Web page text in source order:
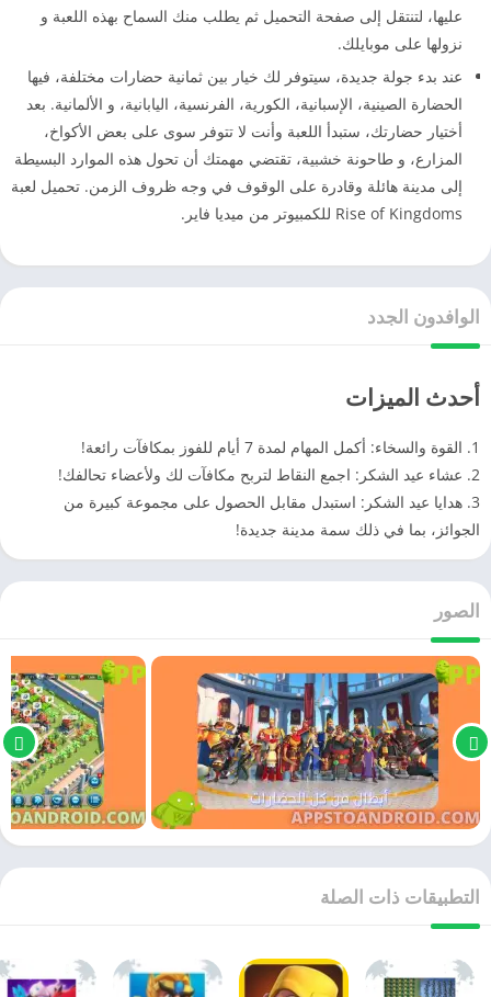
عليها، لتنتقل إلى صفحة التحميل ثم يطلب منك السماح بهذه اللعبة و
نزولها على موبايلك.
عند بدء جولة جديدة، سيتوفر لك خيار بين ثمانية حضارات مختلفة، فيها
الحضارة الصينية، الإسبانية، الكورية، الفرنسية، اليابانية، و الألمانية. بعد
أختيار حضارتك، ستبدأ اللعبة وأنت لا تتوفر سوى على بعض الأكواخ،
المزارع، و طاحونة خشبية، تقتضي مهمتك أن تحول هذه الموارد البسيطة
إلى مدينة هائلة وقادرة على الوقوف في وجه ظروف الزمن. تحميل لعبة
Rise of Kingdoms للكمبيوتر من ميديا فاير.
الوافدون الجدد
أحدث الميزات
1. القوة والسخاء: أكمل المهام لمدة 7 أيام للفوز بمكافآت رائعة!
2. عشاء عيد الشكر: اجمع النقاط لتربح مكافآت لك ولأعضاء تحالفك!
3. هدايا عيد الشكر: استبدل مقابل الحصول على مجموعة كبيرة من
الجوائز، بما في ذلك سمة مدينة جديدة!
الصور
التطبيقات ذات الصلة